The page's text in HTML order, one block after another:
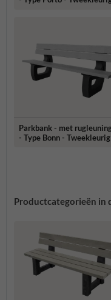
Parkbank - met
- Type Bonn - Tweekleurig
Productcategorieën in